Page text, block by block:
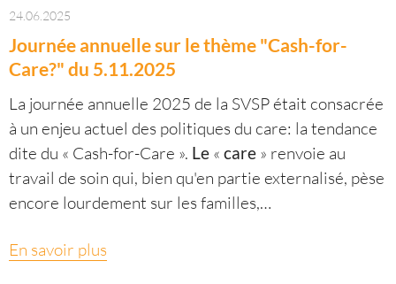
24.06.2025
Journée annuelle sur le thème "Cash-for-
Care?" du 5.11.2025
La journée annuelle 2025 de la SVSP était consacrée
à un enjeu actuel des politiques du care: la tendance
dite du « Cash-for-Care ». Le « care » renvoie au
travail de soin qui, bien qu'en partie externalisé, pèse
encore lourdement sur les familles,…
En savoir plus